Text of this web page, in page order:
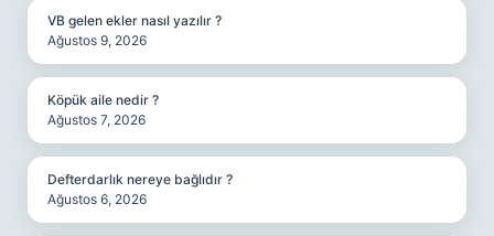
VB gelen ekler nasıl yazılır ?
Ağustos 9, 2026
Köpük aile nedir ?
Ağustos 7, 2026
Defterdarlık nereye bağlıdır ?
Ağustos 6, 2026